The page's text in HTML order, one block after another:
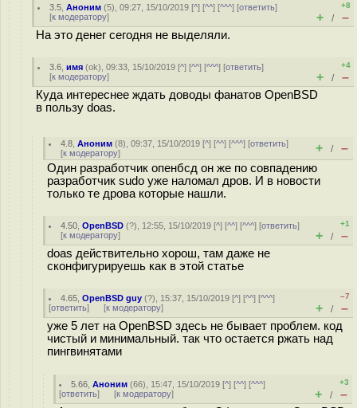
3.5 ,Аноним (5), 09:27, 15/10/2019 [^] [^^] [^^^] [ответить]
[к модератору]
+8
+ / –
На это денег сегодня не выделяли.
3.6 ,имя (ok), 09:33, 15/10/2019 [^] [^^] [^^^] [ответить]
[к модератору]
+4
+ / –
Куда интереснее ждать доводы фанатов OpenBSD
в пользу doas.
4.8 ,Аноним (8), 09:37, 15/10/2019 [^] [^^] [^^^] [ответить]
[к модератору] + / –
Один разработчик опенбсд он же по совпадению
разработчик sudo уже наломал дров. И в новости
только те дрова которые нашли.
4.50 ,OpenBSD (?), 12:55, 15/10/2019 [^] [^^] [^^^] [ответить]
[к модератору]
+1
+ / –
doas действительно хорош, там даже не
сконфигурируешь как в этой статье
4.65 ,OpenBSD guy (?), 15:37, 15/10/2019 [^] [^^] [^^^]
[ответить] [к модератору]
–7
+ / –
уже 5 лет на OpenBSD здесь не бывает проблем. код
чистый и минимальный. так что остается ржать над
пингвинятами
5.66 ,Аноним (66), 15:47, 15/10/2019 [^] [^^] [^^^]
[ответить] [к модератору]
+3
+ / –